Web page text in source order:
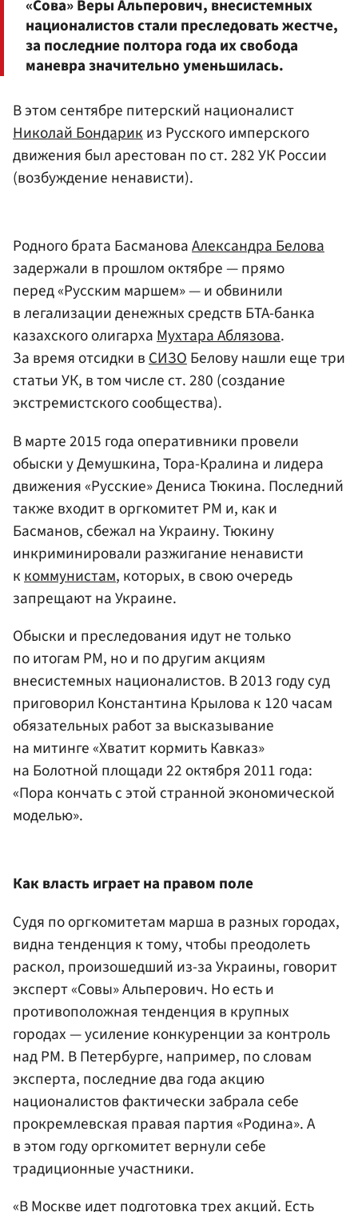
«Сова» Веры Альперович, внесистемных
националистов стали преследовать жестче,
за последние полтора года их свобода
маневра значительно уменьшилась.
В этом сентябре питерский националист
Николай Бондарикиз Русского имперского
движения был арестован по ст. 282 УК России
(возбуждение ненависти).
Родного брата БасмановаАлександра Белова
задержали в прошлом октябре — прямо
перед «Русским маршем» — и обвинили
в легализации денежных средств БТА-банка
казахского олигархаМухтара Аблязова.
За время отсидки вСИЗОБелову нашли еще три
статьи УК, в том числе ст. 280 (создание
экстремистского сообщества).
В марте 2015 года оперативники провели
обыски у Демушкина, Тора-Кралина и лидера
движения «Русские» Дениса Тюкина. Последний
также входит в оргкомитет РМ и, как и
Басманов, сбежал на Украину. Тюкину
инкриминировали разжигание ненависти
к коммунистам, которых, в свою очередь
запрещают на Украине.
Обыски и преследования идут не только
по итогам РМ, но и по другим акциям
внесистемных националистов. В 2013 году суд
приговорил Константина Крылова к 120 часам
обязательных работ за высказывание
на митинге «Хватит кормить Кавказ»
на Болотной площади 22 октября 2011 года:
«Пора кончать с этой странной экономической
моделью».
Как власть играет на правом поле
Судя по оргкомитетам марша в разных городах,
видна тенденция к тому, чтобы преодолеть
раскол, произошедший из-за Украины, говорит
эксперт «Совы» Альперович. Но есть и
противоположная тенденция в крупных
городах — усиление конкуренции за контроль
над РМ. В Петербурге, например, по словам
эксперта, последние два года акцию
националистов фактически забрала себе
прокремлевская правая партия «Родина». А
в этом году оргкомитет вернули себе
традиционные участники.
«В Москве идет подготовка трех акций. Есть